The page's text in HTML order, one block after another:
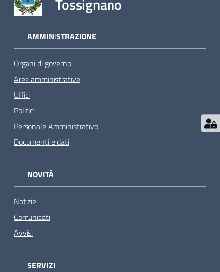
Tossignano
AMMINISTRAZIONE
Organi di governo
Aree amministrative
Uffici
Politici
Personale Amministrativo
Documenti e dati
NOVITÀ
Notizie
Comunicati
Avvisi
SERVIZI